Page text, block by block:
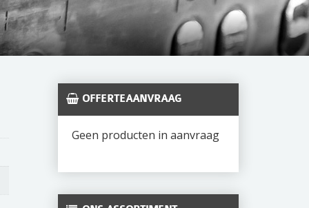
OFFERTEAANVRAAG
Geen producten in aanvraag